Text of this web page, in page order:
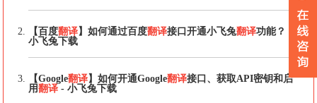
【百度翻译】如何通过百度翻译接口开通小飞兔翻译功能？ -
小飞兔下载
【Google翻译】如何开通Google翻译接口、获取API密钥和启
用翻译 - 小飞兔下载